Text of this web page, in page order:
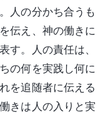
人の分かち合うも
伝え、神の働きに
す。人の責任は、
の何を実践し何に
を追随者に伝える
きは人の入りと実